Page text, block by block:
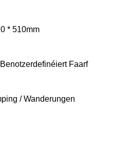
* 510mm
Faarf
/ Wanderungen